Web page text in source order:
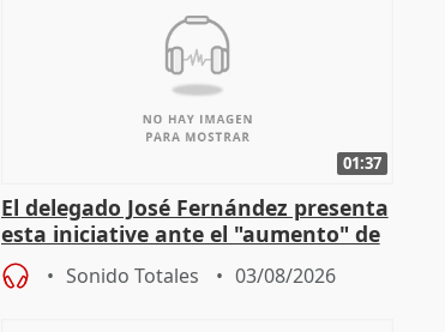
01:37
El delegado José Fernández presenta
esta iniciative ante el "aumento" de
personas sin hogar en Madri
Sonido Totales 03/08/2026